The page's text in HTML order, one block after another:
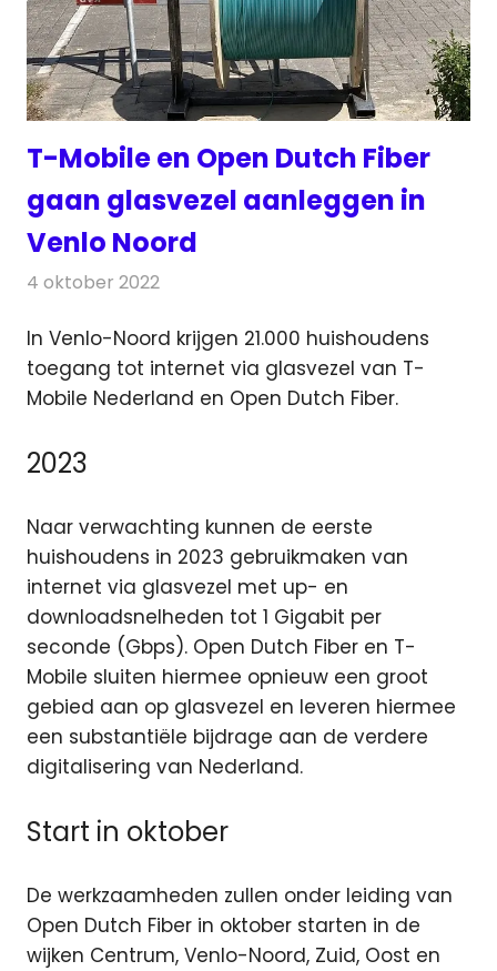
T-Mobile en Open Dutch Fiber
gaan glasvezel aanleggen in
Venlo Noord
4 oktober 2022
In Venlo-Noord krijgen 21.000 huishoudens
toegang tot internet via glasvezel van T-
Mobile Nederland en Open Dutch Fiber.
2023
Naar verwachting kunnen de eerste
huishoudens in 2023 gebruikmaken van
internet via glasvezel met up- en
downloadsnelheden tot 1 Gigabit per
seconde (Gbps). Open Dutch Fiber en T-
Mobile sluiten hiermee opnieuw een groot
gebied aan op glasvezel en leveren hiermee
een substantiële bijdrage aan de verdere
digitalisering van Nederland.
Start in oktober
De werkzaamheden zullen onder leiding van
Open Dutch Fiber in oktober starten in de
wijken Centrum, Venlo-Noord, Zuid, Oost en